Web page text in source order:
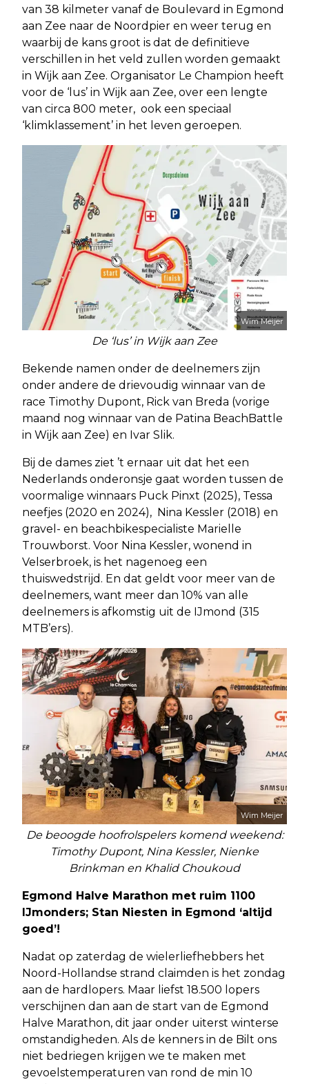
van 38 kilmeter vanaf de Boulevard in Egmond
aan Zee naar de Noordpier en weer terug en
waarbij de kans groot is dat de definitieve
verschillen in het veld zullen worden gemaakt
in Wijk aan Zee. Organisator Le Champion heeft
voor de ‘lus’ in Wijk aan Zee, over een lengte
van circa 800 meter, ook een speciaal
‘klimklassement’ in het leven geroepen.
Wim Meijer
De ‘lus’ in Wijk aan Zee
Bekende namen onder de deelnemers zijn
onder andere de drievoudig winnaar van de
race Timothy Dupont, Rick van Breda (vorige
maand nog winnaar van de Patina BeachBattle
in Wijk aan Zee) en Ivar Slik.
Bij de dames ziet ’t ernaar uit dat het een
Nederlands onderonsje gaat worden tussen de
voormalige winnaars Puck Pinxt (2025), Tessa
neefjes (2020 en 2024), Nina Kessler (2018) en
gravel- en beachbikespecialiste Marielle
Trouwborst. Voor Nina Kessler, wonend in
Velserbroek, is het nagenoeg een
thuiswedstrijd. En dat geldt voor meer van de
deelnemers, want meer dan 10% van alle
deelnemers is afkomstig uit de IJmond (315
MTB’ers).
Wim Meijer
De beoogde hoofrolspelers komend weekend:
Timothy Dupont, Nina Kessler, Nienke
Brinkman en Khalid Choukoud
Egmond Halve Marathon met ruim 1100
IJmonders; Stan Niesten in Egmond ‘altijd
goed’!
Nadat op zaterdag de wielerliefhebbers het
Noord-Hollandse strand claimden is het zondag
aan de hardlopers. Maar liefst 18.500 lopers
verschijnen dan aan de start van de Egmond
Halve Marathon, dit jaar onder uiterst winterse
omstandigheden. Als de kenners in de Bilt ons
niet bedriegen krijgen we te maken met
gevoelstemperaturen van rond de min 10